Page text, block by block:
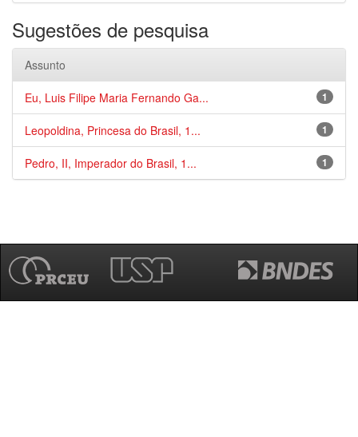
Sugestões de pesquisa
Assunto
1
Eu, Luis Filipe Maria Fernando Ga...
1
Leopoldina, Princesa do Brasil, 1...
1
Pedro, II, Imperador do Brasil, 1...